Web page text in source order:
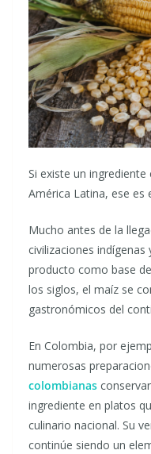
Si existe un
América Latina, ese es
Mucho antes de la
civilizaciones
producto como base
los siglos, el maíz se
gastronómicos del
En Colombia, por
numerosas
colombianas
ingrediente en platos
culinario nacional. Su
continúe siendo un